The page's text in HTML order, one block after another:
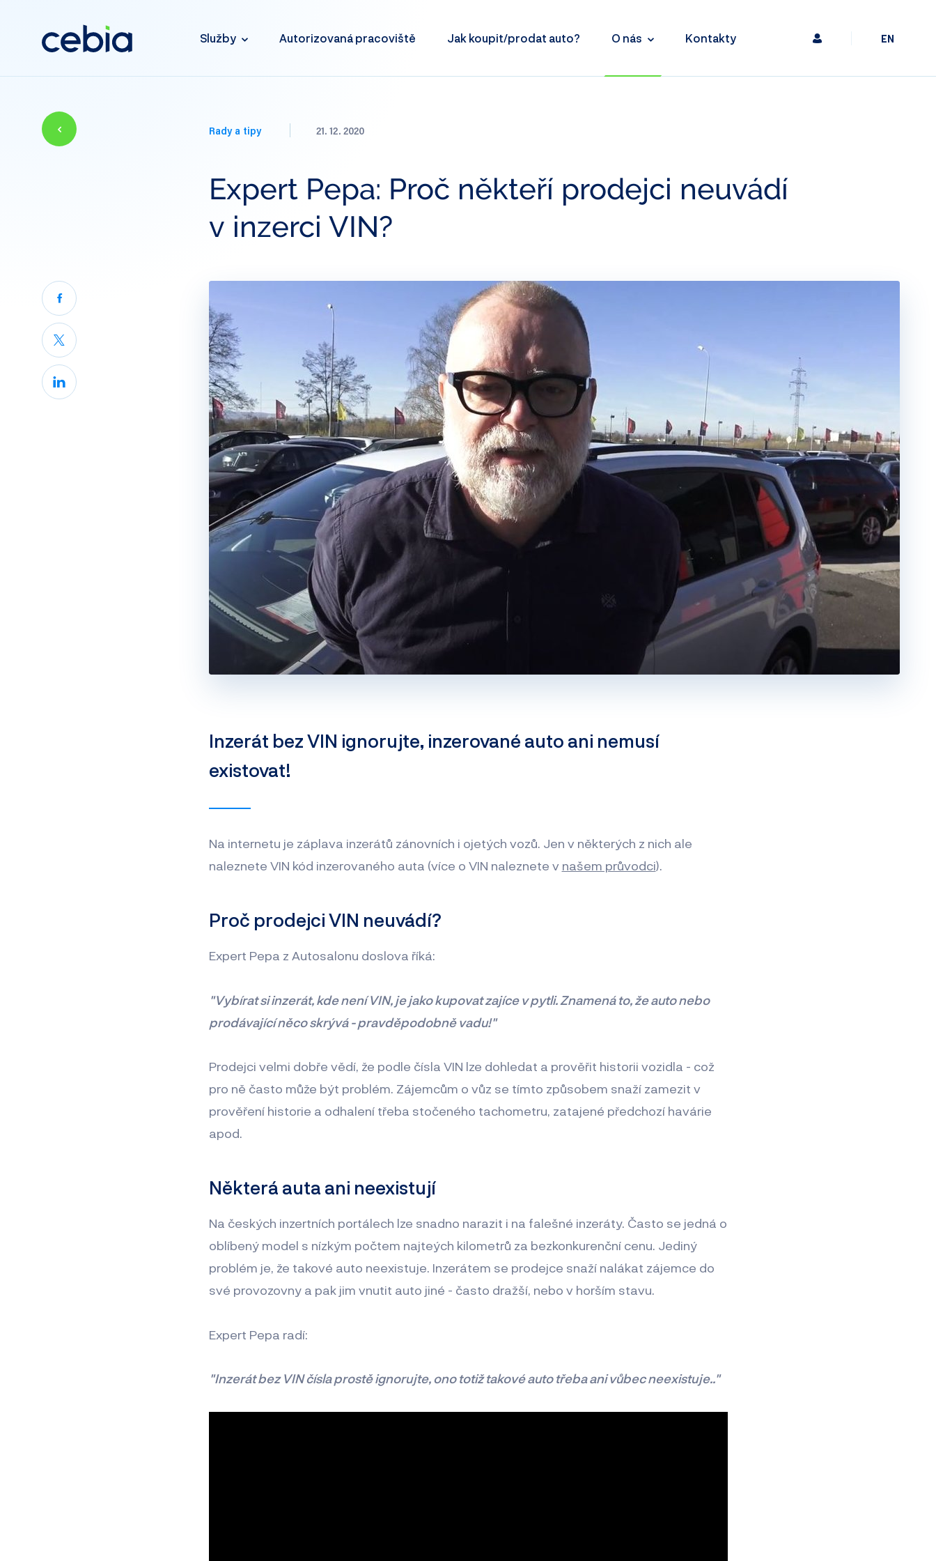
Služby Autorizovaná pracoviště Jak koupit/prodat auto? O nás Kontakty EN
Expert Pepa: Proč někteří prodejci neuvádí
v inzerci VIN?
Rady a tipy 21. 12. 2020
Inzerát bez VIN ignorujte, inzerované auto ani nemusí
existovat!
Na internetu je záplava inzerátů zánovních i ojetých vozů. Jen v některých z nich ale
naleznete VIN kód inzerovaného auta (více o VIN naleznete v našem průvodci).
Proč prodejci VIN neuvádí?
Expert Pepa z Autosalonu doslova říká:
"Vybírat si inzerát, kde není VIN, je jako kupovat zajíce v pytli. Znamená to, že auto nebo
prodávající něco skrývá - pravděpodobně vadu!"
Prodejci velmi dobře vědí, že podle čísla VIN lze dohledat a prověřit historii vozidla - což
pro ně často může být problém. Zájemcům o vůz se tímto způsobem snaží zamezit v
prověření historie a odhalení třeba stočeného tachometru, zatajené předchozí havárie
apod.
Některá auta ani neexistují
Na českých inzertních portálech lze snadno narazit i na falešné inzeráty. Často se jedná o
oblíbený model s nízkým počtem najteých kilometrů za bezkonkurenční cenu. Jediný
problém je, že takové auto neexistuje. Inzerátem se prodejce snaží nalákat zájemce do
své provozovny a pak jim vnutit auto jiné - často dražší, nebo v horším stavu.
Expert Pepa radí:
"Inzerát bez VIN čísla prostě ignorujte, ono totiž takové auto třeba ani vůbec neexistuje.."